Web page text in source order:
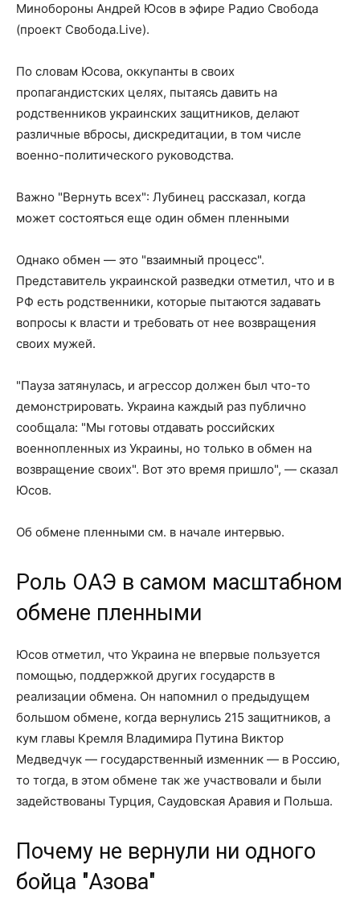
Минобороны Андрей Юсов в эфире Радио Свобода
(проект Свобода.Live).
По словам Юсова, оккупанты в своих
пропагандистских целях, пытаясь давить на
родственников украинских защитников, делают
различные вбросы, дискредитации, в том числе
военно-политического руководства.
Важно "Вернуть всех": Лубинец рассказал, когда
может состояться еще один обмен пленными
Однако обмен — это "взаимный процесс".
Представитель украинской разведки отметил, что и в
РФ есть родственники, которые пытаются задавать
вопросы к власти и требовать от нее возвращения
своих мужей.
"Пауза затянулась, и агрессор должен был что-то
демонстрировать. Украина каждый раз публично
сообщала: "Мы готовы отдавать российских
военнопленных из Украины, но только в обмен на
возвращение своих". Вот это время пришло", — сказал
Юсов.
Об обмене пленными см. в начале интервью.
Роль ОАЭ в самом масштабном
обмене пленными
Юсов отметил, что Украина не впервые пользуется
помощью, поддержкой других государств в
реализации обмена. Он напомнил о предыдущем
большом обмене, когда вернулись 215 защитников, а
кум главы Кремля Владимира Путина Виктор
Медведчук — государственный изменник — в Россию,
то тогда, в этом обмене так же участвовали и были
задействованы Турция, Саудовская Аравия и Польша.
Почему не вернули ни одного
бойца "Азова"